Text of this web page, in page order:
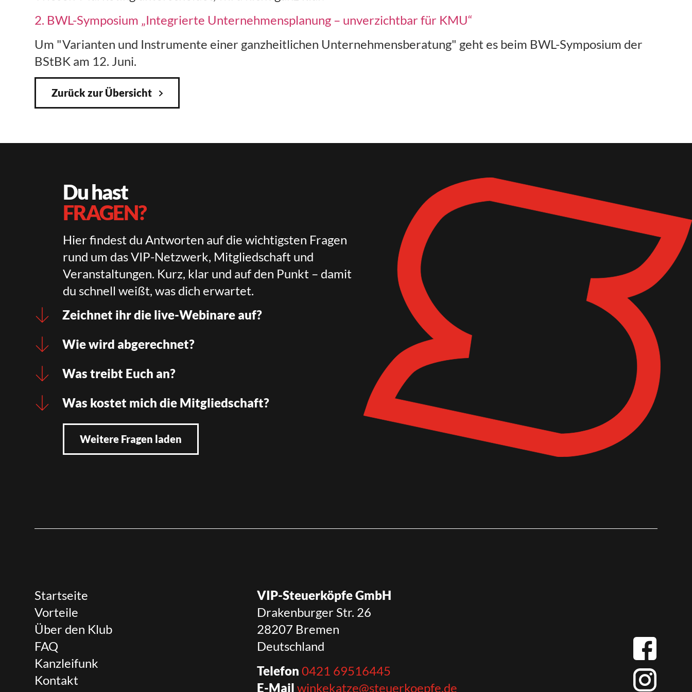
2. BWL-Symposium „Integrierte Unternehmensplanung – unverzichtbar für KMU“
Um "Varianten und Instrumente einer ganzheitlichen Unternehmensberatung" geht es beim BWL-Symposium der
BStBK am 12. Juni.
Zurück zur Übersicht
Du hast
FRAGEN?
Hier findest du Antworten auf die wichtigsten Fragen
rund um das VIP-Netzwerk, Mitgliedschaft und
Veranstaltungen. Kurz, klar und auf den Punkt – damit
du schnell weißt, was dich erwartet.
Zeichnet ihr die live-Webinare auf?
Wie wird abgerechnet?
Was treibt Euch an?
Was kostet mich die Mitgliedschaft?
Weitere Fragen laden
Startseite
Vorteile
Über den Klub
FAQ
Kanzleifunk
Kontakt
VIP-Steuerköpfe GmbH
Drakenburger Str. 26
28207 Bremen
Deutschland
Telefon 0421 69516445
E-Mail winkekatze@steuerkoepfe.de